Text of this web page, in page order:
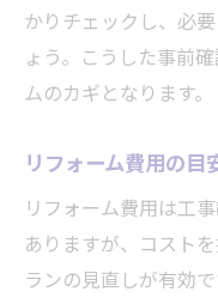
かりチェックし、必
ょう。こうした事前
ムのカギとなります。
リフォーム費用の目
リフォーム費用は工
ありますが、コスト
ランの見直しが有効